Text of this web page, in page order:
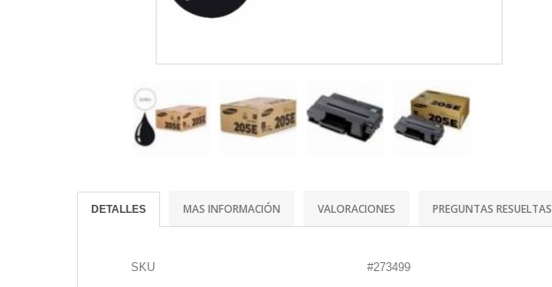
DETALLES MAS INFORMACIÓN VALORACIONES PREGUNTAS RESUELTAS
SKU #273499